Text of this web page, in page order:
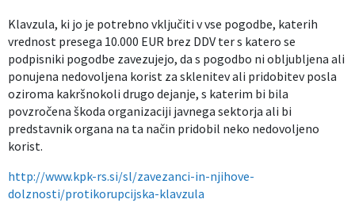
Klavzula, ki jo je potrebno vključiti v vse pogodbe, katerih
vrednost presega 10.000 EUR brez DDV ter s katero se
podpisniki pogodbe zavezujejo, da s pogodbo ni obljubljena ali
ponujena nedovoljena korist za sklenitev ali pridobitev posla
oziroma kakršnokoli drugo dejanje, s katerim bi bila
povzročena škoda organizaciji javnega sektorja ali bi
predstavnik organa na ta način pridobil neko nedovoljeno
korist.
http://www.kpk-rs.si/sl/zavezanci-in-njihove-
dolznosti/protikorupcijska-klavzula